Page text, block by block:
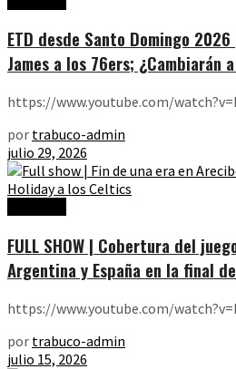
ETD desde Santo Domingo
James a los 76ers; ¿Cambiarán
https://www.youtube.com/
por trabuco-admin
julio 29, 2026
FULL SHOW | Cobertura del
Argentina y España en la final
https://www.youtube.com/
por trabuco-admin
julio 15, 2026